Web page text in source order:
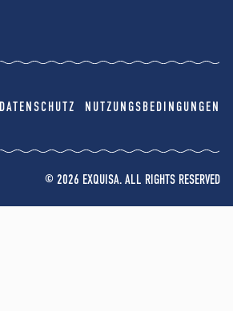
DATENSCHUTZ NUTZUNGSBEDINGUNGEN
© 2026 EXQUISA. ALL RIGHTS RESERVED